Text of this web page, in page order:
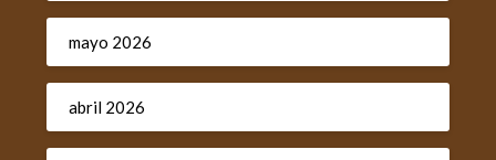
mayo 2026
abril 2026